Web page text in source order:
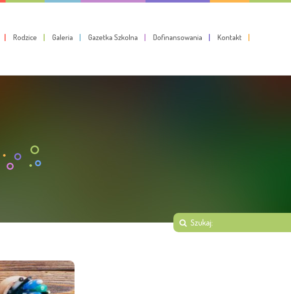
Rodzice Galeria Gazetka Szkolna Dofinansowania Kontakt